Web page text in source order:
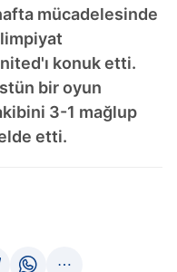
mücadelesinde
konuk etti.
bir oyun
3-1 mağlup
etti.